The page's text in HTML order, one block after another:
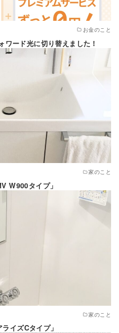
お金のこと
ワード光に切り替えました！
家のこと
W900タイプ」
家のこと
イズCタイプ」